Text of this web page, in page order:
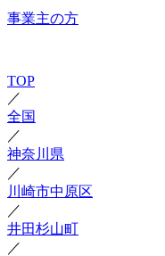
事業主の方
TOP
／
全国
／
神奈川県
／
川崎市中原区
／
井田杉山町
／